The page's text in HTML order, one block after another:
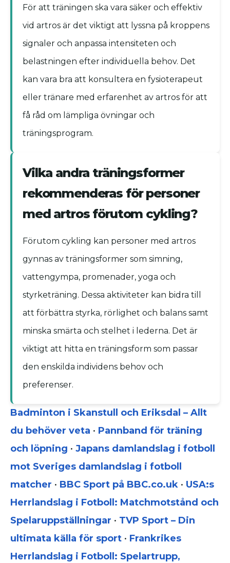
För att träningen ska vara säker och effektiv
vid artros är det viktigt att lyssna på kroppens
signaler och anpassa intensiteten och
belastningen efter individuella behov. Det
kan vara bra att konsultera en fysioterapeut
eller tränare med erfarenhet av artros för att
få råd om lämpliga övningar och
träningsprogram.
Vilka andra träningsformer
rekommenderas för personer
med artros förutom cykling?
Förutom cykling kan personer med artros
gynnas av träningsformer som simning,
vattengympa, promenader, yoga och
styrketräning. Dessa aktiviteter kan bidra till
att förbättra styrka, rörlighet och balans samt
minska smärta och stelhet i lederna. Det är
viktigt att hitta en träningsform som passar
den enskilda individens behov och
preferenser.
Badminton i Skanstull och Eriksdal – Allt
du behöver veta • Pannband för träning
och löpning • Japans damlandslag i fotboll
mot Sveriges damlandslag i fotboll
matcher • BBC Sport på BBC.co.uk • USA:s
Herrlandslag i Fotboll: Matchmotstånd och
Spelaruppställningar • TVP Sport – Din
ultimata källa för sport • Frankrikes
Herrlandslag i Fotboll: Spelartrupp,